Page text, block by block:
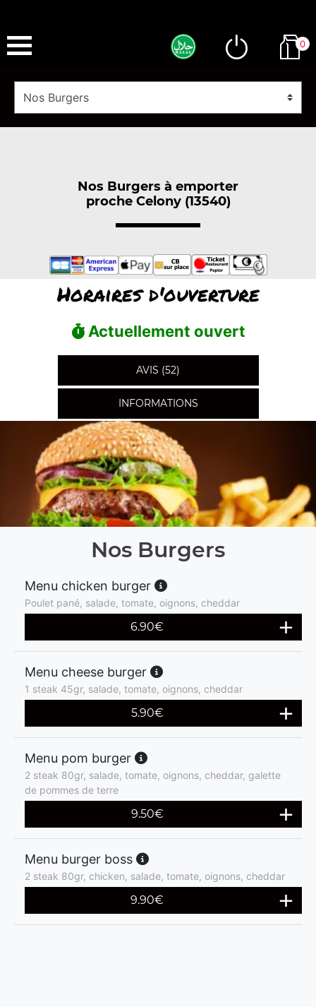
0
Nos Burgers à emporter
proche Celony (13540)
Horaires d'ouverture
Actuellement ouvert
AVIS (52)
INFORMATIONS
Nos Burgers
Menu chicken burger
Poulet pané, salade, tomate, oignons, cheddar
6.90€
Menu cheese burger
1 steak 45gr, salade, tomate, oignons, cheddar
5.90€
Menu pom burger
2 steak 80gr, salade, tomate, oignons, cheddar, galette
de pommes de terre
9.50€
Menu burger boss
2 steak 80gr, chicken, salade, tomate, oignons, cheddar
9.90€